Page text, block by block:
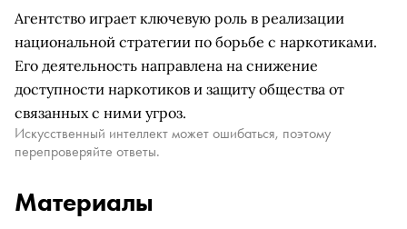
Агентство играет ключевую роль в реализации
национальной стратегии по борьбе с наркотиками.
Его деятельность направлена на снижение
доступности наркотиков и защиту общества от
связанных с ними угроз.
Искусственный интеллект может ошибаться, поэтому
перепроверяйте ответы.
Материалы